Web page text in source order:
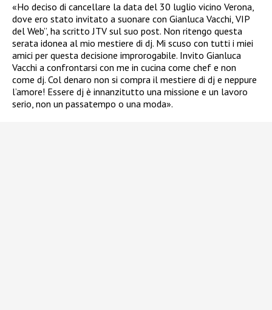
«Ho deciso di cancellare la data del 30 luglio vicino Verona,
dove ero stato invitato a suonare con Gianluca Vacchi, VIP
del Web”, ha scritto JTV sul suo post. Non ritengo questa
serata idonea al mio mestiere di dj. Mi scuso con tutti i miei
amici per questa decisione improrogabile. Invito Gianluca
Vacchi a confrontarsi con me in cucina come chef e non
come dj. Col denaro non si compra il mestiere di dj e neppure
l’amore! Essere dj è innanzitutto una missione e un lavoro
serio, non un passatempo o una moda».